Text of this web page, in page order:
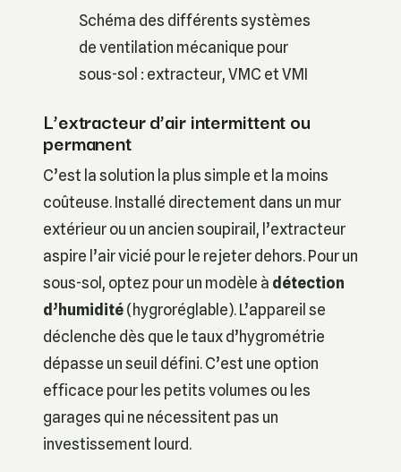
Schéma des différents systèmes
de ventilation mécanique pour
sous-sol : extracteur, VMC et VMI
L’extracteur d’air intermittent ou
permanent
C’est la solution la plus simple et la moins
coûteuse. Installé directement dans un mur
extérieur ou un ancien soupirail, l’extracteur
aspire l’air vicié pour le rejeter dehors. Pour un
sous-sol, optez pour un modèle à détection
d’humidité(hygroréglable). L’appareil se
déclenche dès que le taux d’hygrométrie
dépasse un seuil défini. C’est une option
efficace pour les petits volumes ou les
garages qui ne nécessitent pas un
investissement lourd.